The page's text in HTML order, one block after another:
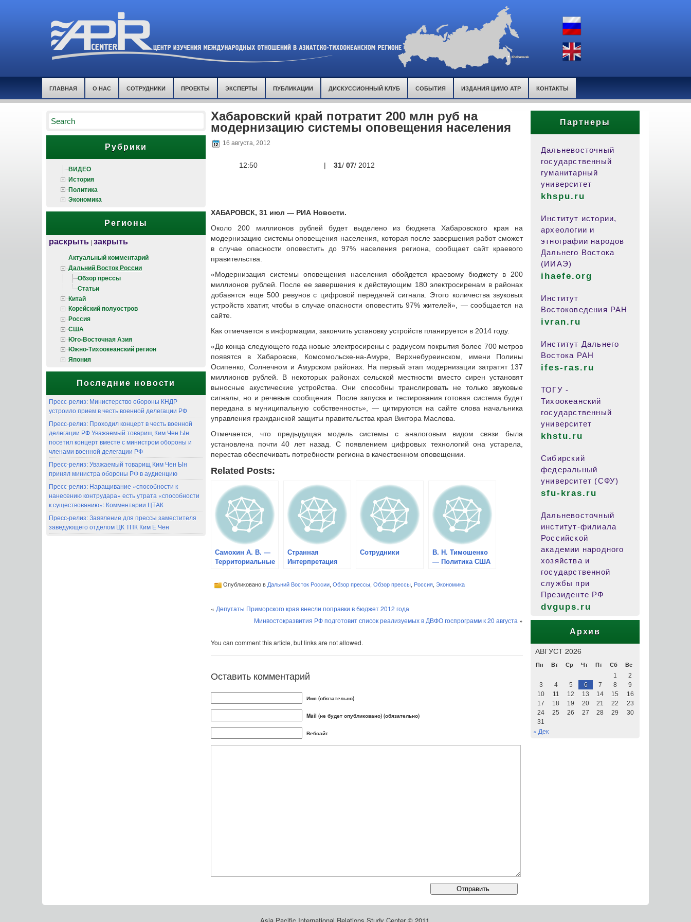
ГЛАВНАЯ О НАС СОТРУДНИКИ ПРОЕКТЫ ЭКСПЕРТЫ ПУБЛИКАЦИИ ДИСКУССИОННЫЙ КЛУБ СОБЫТИЯ ИЗДАНИЯ ЦИМО АТР КОНТАКТЫ
Рубрики
ВИДЕО
История
Политика
Экономика
Регионы
раскрыть | закрыть
Актуальный комментарий
Дальний Восток России
Обзор прессы
Статьи
Китай
Корейский полуостров
Россия
США
Юго-Восточная Азия
Южно-Тихоокеанский регион
Япония
Последние новости
Пресс-релиз: Министерство обороны КНДР
устроило прием в честь военной делегации РФ
Пресс-релиз: Проходил концерт в честь военной
делегации РФ Уважаемый товарищ Ким Чен Ын
посетил концерт вместе с министром обороны и
членами военной делегации РФ
Пресс-релиз: Уважаемый товарищ Ким Чен Ын
принял министра обороны РФ в аудиенцию
Пресс-релиз: Наращивание «способности к
нанесению контрудара» есть утрата «способности
к существованию»: Комментарии ЦТАК
Пресс-релиз: Заявление для прессы заместителя
заведующего отделом ЦК ТПК Ким Ё Чен
Хабаровский край потратит 200 млн руб на
модернизацию системы оповещения населения
16 августа, 2012
12:50 | 31/ 07/ 2012
ХАБАРОВСК, 31 июл — РИА Новости.
Около 200 миллионов рублей будет выделено из бюджета Хабаровского края на
модернизацию системы оповещения населения, которая после завершения работ сможет
в случае опасности оповестить до 97% населения региона, сообщает сайт краевого
правительства.
«Модернизация системы оповещения населения обойдется краевому бюджету в 200
миллионов рублей. После ее завершения к действующим 180 электросиренам в районах
добавятся еще 500 ревунов с цифровой передачей сигнала. Этого количества звуковых
устройств хватит, чтобы в случае опасности оповестить 97% жителей», — сообщается на
сайте.
Как отмечается в информации, закончить установку устройств планируется в 2014 году.
«До конца следующего года новые электросирены с радиусом покрытия более 700 метров
появятся в Хабаровске, Комсомольске-на-Амуре, Верхнебуреинском, имени Полины
Осипенко, Солнечном и Амурском районах. На первый этап модернизации затратят 137
миллионов рублей. В некоторых районах сельской местности вместо сирен установят
выносные акустические устройства. Они способны транслировать не только звуковые
сигналы, но и речевые сообщения. После запуска и тестирования готовая система будет
передана в муниципальную собственность», — цитируются на сайте слова начальника
управления гражданской защиты правительства края Виктора Маслова.
Отмечается, что предыдущая модель системы с аналоговым видом связи была
установлена почти 40 лет назад. С появлением цифровых технологий она устарела,
перестав обеспечивать потребности региона в качественном оповещении.
Related Posts:
Самохин А. В. —
Территориальные
Тихоокеанском
позиция России
Странная
Интерпретация
Сотрудники
В. Н. Тимошенко
— Политика США
после «холодной
Опубликовано в Дальний Восток России Обзор прессы Обзор прессы Россия Экономика
« Депутаты Приморского края внесли поправки в бюджет 2012 года
Минвостокразвития РФ подготовит список реализуемых в ДВФО госпрограмм к 20 августа »
You can comment this article, but links are not allowed.
Оставить комментарий
Имя (обязательно)
Mail (не будет опубликовано) (обязательно)
Вебсайт
Партнеры
Дальневосточный
государственный
гуманитарный
университет
khspu.ru
Институт истории,
археологии и
этнографии народов
Дальнего Востока
(ИИАЭ)
ihaefe.org
Институт
Востоковедения РАН
ivran.ru
Институт Дальнего
Востока РАН
ifes-ras.ru
ТОГУ -
Тихоокеанский
государственный
университет
khstu.ru
Сибирский
федеральный
университет (СФУ)
sfu-kras.ru
Дальневосточный
институт-филиала
Российской
академии народного
хозяйства и
государственной
службы при
Президенте РФ
dvgups.ru
Архив
АВГУСТ 2026
Пн Вт Ср Чт Пт Сб Вс
1
2
3
4 5 6 7 8
9
10
11 12 13 14 15
16
17
18 19 20 21 22
23
24
25 26 27 28 29
30
31
« Дек